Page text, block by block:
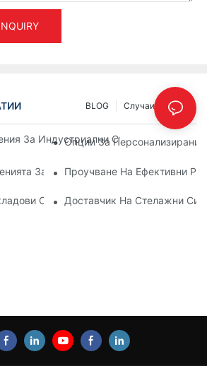
INFO
Случаи
BLOG
За Индустриални Стелажи За
Опции За Персонализирани
За Палетни Стелажи: Тенденции
Проучване На Ефективни
Стелажи: Какво Да Търсите
Доставчик На Стелажни